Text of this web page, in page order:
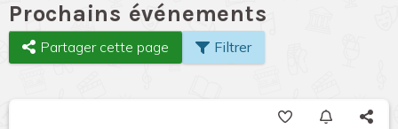
Prochains événements
Partager cette page Filtrer